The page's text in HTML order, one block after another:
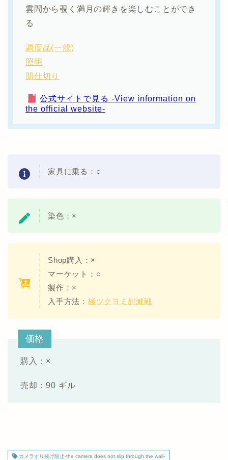
雲間から覗く満月の輝きを楽しむことができ
る
調度品(一般)
照明
間仕切り
公式サイトで見る -View information on
the official website-
家具に乗る： ○
染色： ×
Shop購入：×
マーケット：○
製作：×
入手方法： 極ツクヨミ討滅戦
価格
購入：×
売却：90 ギル
カメラすり抜け防止-the camera does not slip through the wall-